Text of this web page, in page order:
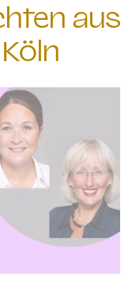
aus